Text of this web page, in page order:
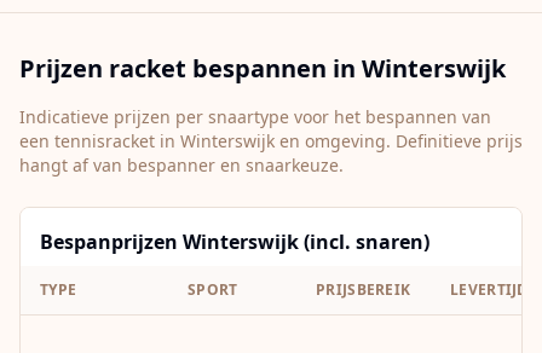
Prijzen racket bespannen in Winterswijk
Indicatieve prijzen per snaartype voor het bespannen van
een tennisracket in Winterswijk en omgeving. Definitieve prijs
hangt af van bespanner en snaarkeuze.
Bespanprijzen Winterswijk (incl. snaren)
TYPE SPORT PRIJSBEREIK LEVERTIJD